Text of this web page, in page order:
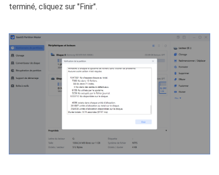
terminé, cliquez sur "Finir".